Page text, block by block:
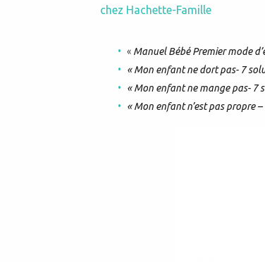
chez Hachette-Famille
« Manuel Bébé Premier mode
« Mon enfant ne dort pas- 7
« Mon enfant ne mange pas- 7
« Mon enfant n’est pas propre